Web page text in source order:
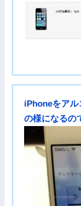
iPhoneをアル
の様になるの